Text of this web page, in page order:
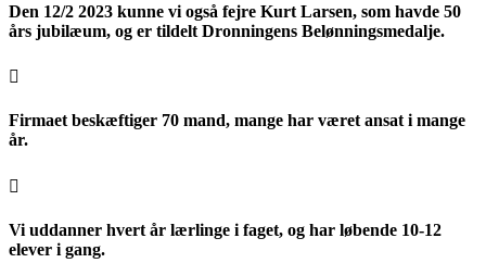
Den 12/2 2023 kunne vi også fejre Kurt Larsen, som havde 50
års jubilæum, og er tildelt Dronningens Belønningsmedalje.

Firmaet beskæftiger 70 mand, mange har været ansat i mange
år.

Vi uddanner hvert år lærlinge i faget, og har løbende 10-12
elever i gang.